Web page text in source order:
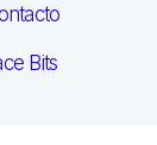
Bits